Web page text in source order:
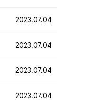
2023.07.04
2023.07.04
2023.07.04
2023.07.04